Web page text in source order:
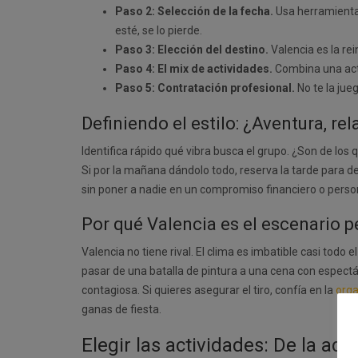
Paso 2: Selección de la fecha. Usa
esté, se lo pierde.
Paso 3: Elección del destino. Valencia es la
Paso 4: El mix de actividades. Combina una
Paso 5: Contratación profesional. No te la
Definiendo el estilo: ¿Aventura,
Identifica rápido qué vibra busca el grupo. ¿Son de
Si por la mañana dándolo todo, reserva la tarde para
sin poner a nadie en un compromiso financiero o
Por qué Valencia es el escenario
Valencia no tiene rival. El clima es imbatible casi todo
pasar de una batalla de pintura a una cena con
contagiosa. Si quieres asegurar el tiro, confía en la
ganas de fiesta.
Elegir las actividades: De la